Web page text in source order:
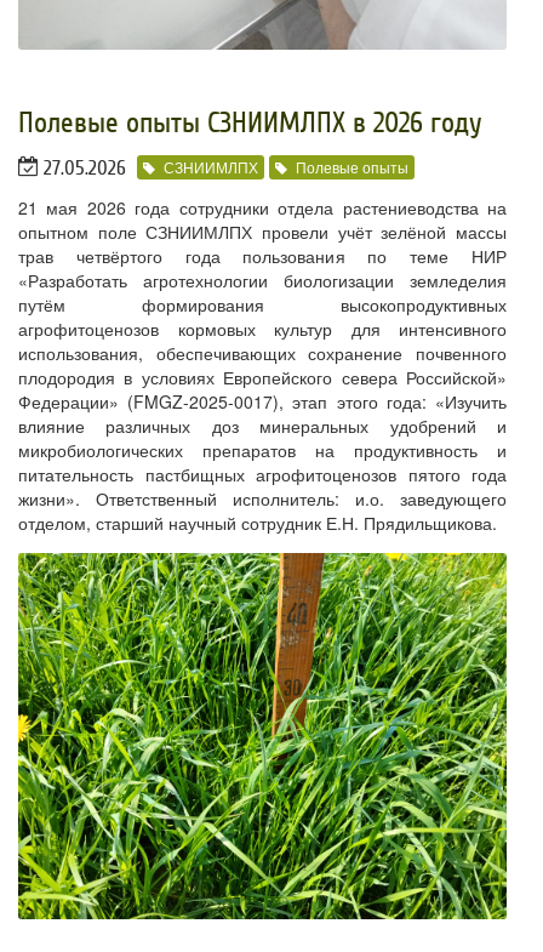
Полевые опыты СЗНИИМЛПХ в 2026 году
27.05.2026 СЗНИИМЛПХ Полевые опыты
21 мая 2026 года сотрудники отдела растениеводства на
опытном поле СЗНИИМЛПХ провели учёт зелёной массы
трав четвёртого года пользования по теме НИР
«Разработать агротехнологии биологизации земледелия
путём формирования высокопродуктивных
агрофитоценозов кормовых культур для интенсивного
использования, обеспечивающих сохранение почвенного
плодородия в условиях Европейского севера Российской»
Федерации» (FMGZ-2025-0017), этап этого года: «Изучить
влияние различных доз минеральных удобрений и
микробиологических препаратов на продуктивность и
питательность пастбищных агрофитоценозов пятого года
жизни». Ответственный исполнитель: и.о. заведующего
отделом, старший научный сотрудник Е.Н. Прядильщикова.